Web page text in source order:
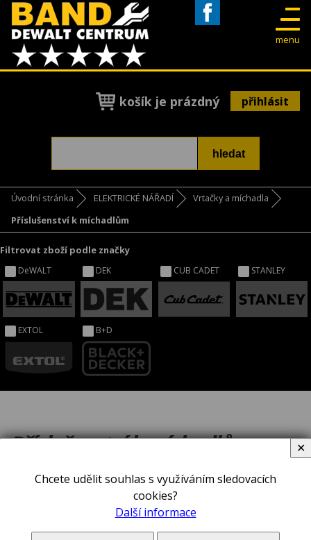
menu
košík je prázdný přihlásit
Úvodní stránka ELEKTRICKÉ NÁŘADÍ
Vrtačky a míchadla
Příslušenství k míchadlům
Filtrovat zboží podle značky
DeWALT DEK CUB CADET STANLEY
EXTOL B+D
Příslušenství k míchadlům
Ceny Názvu
Chcete udělit souhlas s využíváním sledovacích
cookies?
Další informace
✕